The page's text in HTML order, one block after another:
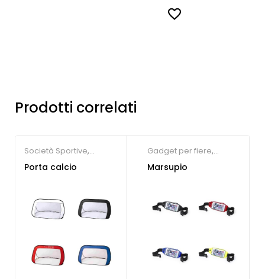
Prodotti correlati
Società Sportive,
Gadget Sport e Tempo
Porta calcio
Gadget per fiere,
Gadget Sport e Tempo
Marsupio